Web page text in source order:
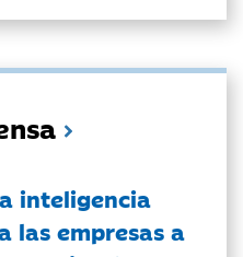
inteligencia
las empresas a